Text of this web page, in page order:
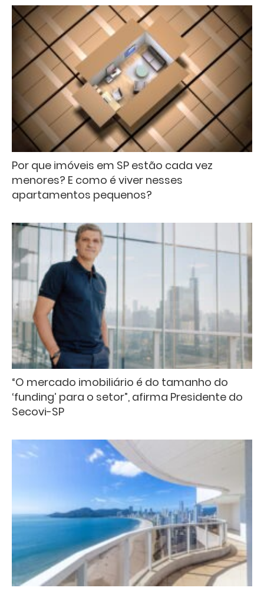
Por que imóveis em SP estão cada vez
menores? E como é viver nesses
apartamentos pequenos?
“O mercado imobiliário é do tamanho do
‘funding’ para o setor”, afirma Presidente do
Secovi-SP